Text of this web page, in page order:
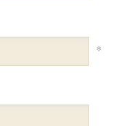
*